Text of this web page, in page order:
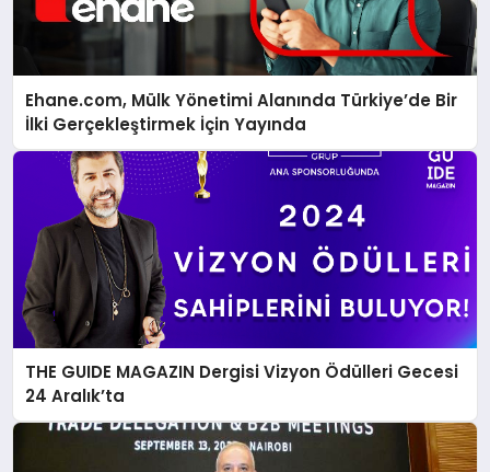
Ehane.com, Mülk Yönetimi Alanında Türkiye’de Bir
İlki Gerçekleştirmek İçin Yayında
THE GUIDE MAGAZIN Dergisi Vizyon Ödülleri Gecesi
24 Aralık’ta